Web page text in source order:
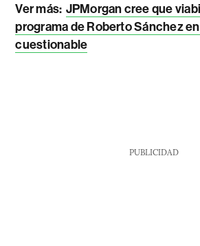
Ver más: JPMorgan cree que
programa de Roberto Sánchez
cuestionable
PUBLICIDAD